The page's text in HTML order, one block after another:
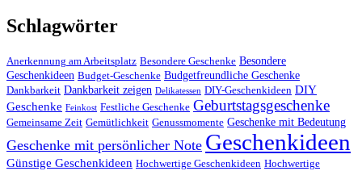
Schlagwörter
Anerkennung am Arbeitsplatz Besondere Geschenke Besondere
Geschenkideen Budget-Geschenke Budgetfreundliche Geschenke
Dankbarkeit Dankbarkeit zeigen Delikatessen DIY-Geschenkideen DIY
Geschenke Feinkost Festliche Geschenke Geburtstagsgeschenke
Gemeinsame Zeit Gemütlichkeit Genussmomente Geschenke mit Bedeutung
Geschenke mit persönlicher Note Geschenkideen
Günstige Geschenkideen Hochwertige Geschenkideen Hochwertige